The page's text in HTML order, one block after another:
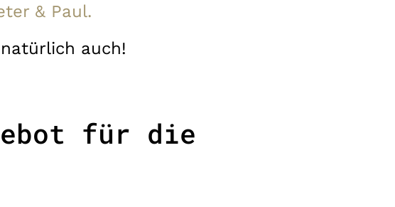
& Paul.
auch!
für die